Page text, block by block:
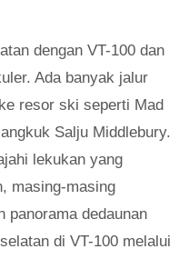
dengan VT-100 dan
Ada banyak jalur
resor ski seperti Mad
Salju Middlebury.
lekukan yang
masing-masing
panorama dedaunan
di VT-100 melalui